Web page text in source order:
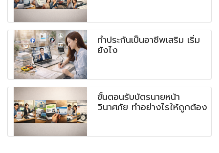
ทำประกันเป็นอาชีพเสริม เริ่ม
ยังไง
ขั้นตอนรับบัตรนายหน้า
วินาศภัย ทำอย่างไรให้ถูกต้อง